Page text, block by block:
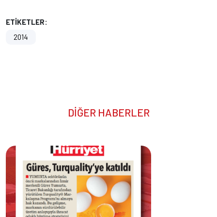
ETİKETLER:
2014
DİĞER HABERLER